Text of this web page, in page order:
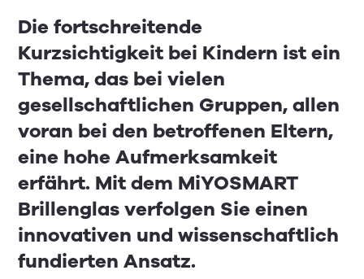
Die fortschreitende
Kurzsichtigkeit bei Kindern ist ein
Thema, das bei vielen
gesellschaftlichen Gruppen, allen
voran bei den betroffenen Eltern,
eine hohe Aufmerksamkeit
erfährt. Mit dem MiYOSMART
Brillenglas verfolgen Sie einen
innovativen und wissenschaftlich
fundierten Ansatz.